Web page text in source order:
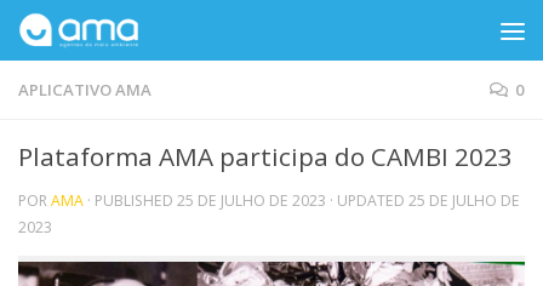
Skip to content
APLICATIVO AMA 0
Plataforma AMA participa do CAMBI 2023
PORAMA · PUBLISHED 25 DE JULHO DE 2023 · UPDATED 25 DE JULHO DE
2023